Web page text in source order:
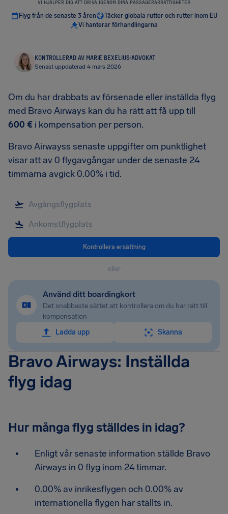
VI HJÄLPER DIG ATT DRIVA IGENOM DINA PASSAGERARRÄTTIGHETER
Flyg från de senaste 3 åren
Täcker globala rutter och rutter inom EU
Vi hanterar förhandlingarna
KONTROLLERAD AV MARIE BEXELIUS·ADVOKAT
Senast uppdaterad 4 mars 2026
Om du har drabbats av försenade eller inställda flyg
med Bravo Airways kan du ha rätt att få upp till
600 € i kompensation per person.
Bravo Airwayss senaste uppgifter om punktlighet
visar att av 0 flygavgångar under de senaste 24
timmarna avgick 0.00% i tid.
Kontrollera ersättning
eller
Använd ditt boardingkort
Det snabbaste sättet att kontrollera om du har rätt till
kompensation
Ladda upp
Skanna
Bravo Airways: Inställda
flyg idag
Hur många flyg ställdes in idag?
Enligt vår senaste information ställde Bravo
Airways in 0 flyg inom 24 timmar.
0.00% av inrikesflygen och 0.00% av
internationella flygen har ställts in.